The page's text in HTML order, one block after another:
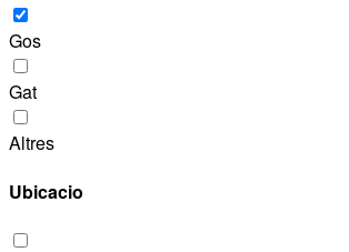
Gos
Gat
Altres
Ubicacio